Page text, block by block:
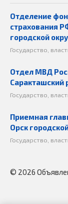
Отделение
страхования
городской
Государство,
Отдел МВД
Саракташский
Государство,
Приемная
Орск
Государство,
© 2026